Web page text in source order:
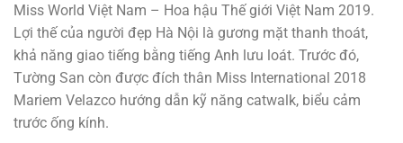
Miss World Việt Nam – Hoa hậu Thế giới Việt Nam 2019.
Lợi thế của người đẹp Hà Nội là gương mặt thanh thoát,
khả năng giao tiếng bằng tiếng Anh lưu loát. Trước đó,
Tường San còn được đích thân Miss International 2018
Mariem Velazco hướng dẫn kỹ năng catwalk, biểu cảm
trước ống kính.